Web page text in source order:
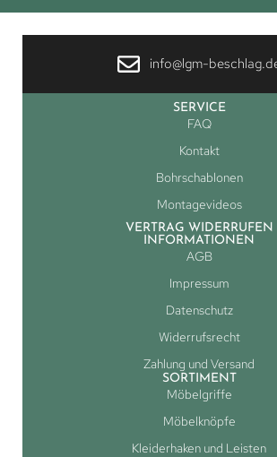
info@lgm-
SERVICE
FAQ
Kontakt
Bohrschablonen
Montagevideos
VERTRAG WIDERRUFEN
INFORMATIONEN
AGB
Impressum
Datenschutz
Widerrufsrecht
Zahlung und Versand
SORTIMENT
Möbelgriffe
Möbelknöpfe
Kleiderhaken und Leisten